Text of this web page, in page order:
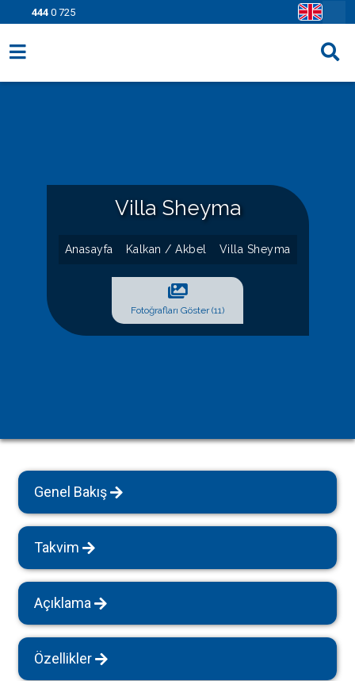
444 0 725
Villa Sheyma
Anasayfa Kalkan / Akbel Villa Sheyma
Fotoğrafları Göster (11)
Genel Bakış
Takvim
Açıklama
Özellikler